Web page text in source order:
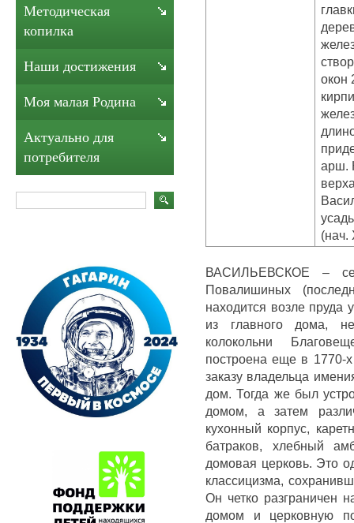
окон
арш.
(нач.
ВАСИЛЬЕВСКОЕ –
Повалишиных
находится возле пруда
из главного дома,
колокольни
построена еще в 1770-
заказу владельца
дом. Тогда же был
домом, а затем
кухонный корпус,
батраков, хлебный
домовая церковь. Это
классицизма,
Он четко разграничен
домом и церковную
Методическая
копилка
Наши достижения
Моя малая Родина
Актуально для
потребителя